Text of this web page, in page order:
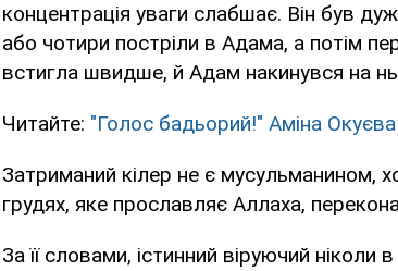
концентрація уваги слабшає. Він був
або чотири постріли в Адама, а потім
встигла швидше, й Адам накинувся на
Читайте: "Голос бадьорий!" Аміна
Затриманий кілер не є мусульманином,
грудях, яке прославляє Аллаха,
За її словами, істинний віруючий ніколи